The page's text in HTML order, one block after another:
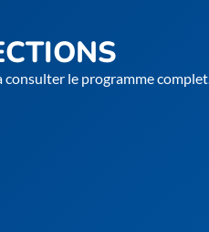
consulter le programme complet.